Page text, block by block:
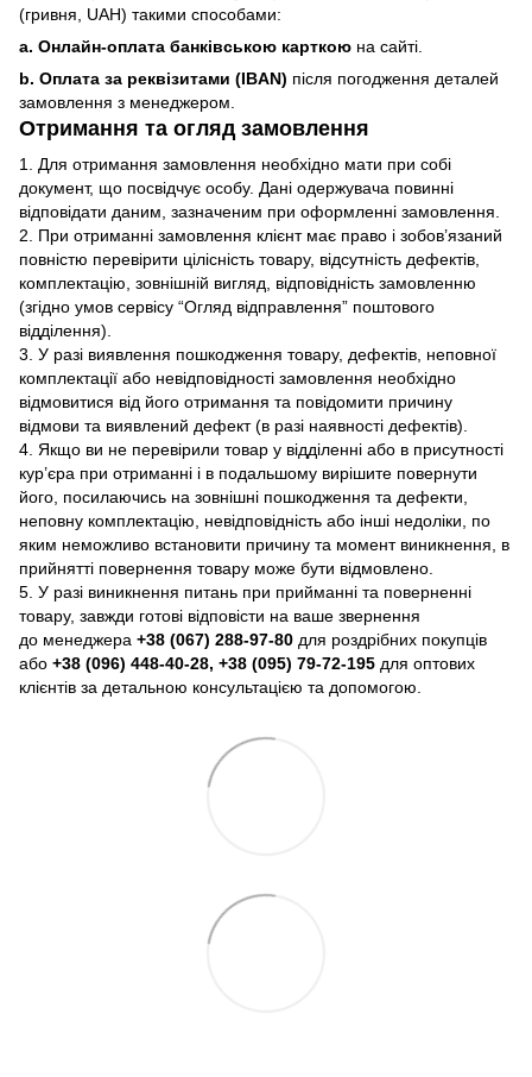
(гривня, UAH) такими способами:
a. Онлайн-оплата банківською карткою на сайті.
b. Оплата за реквізитами (IBAN) після погодження деталей
замовлення з менеджером.
Отримання та огляд замовлення
1. Для отримання замовлення необхідно мати при собі
документ, що посвідчує особу. Дані одержувача повинні
відповідати даним, зазначеним при оформленні замовлення.
2. При отриманні замовлення клієнт має право і зобов’язаний
повністю перевірити цілісність товару, відсутність дефектів,
комплектацію, зовнішній вигляд, відповідність замовленню
(згідно умов сервісу “Огляд відправлення” поштового
відділення).
3. У разі виявлення пошкодження товару, дефектів, неповної
комплектації або невідповідності замовлення необхідно
відмовитися від його отримання та повідомити причину
відмови та виявлений дефект (в разі наявності дефектів).
4. Якщо ви не перевірили товар у відділенні або в присутності
кур’єра при отриманні і в подальшому вирішите повернути
його, посилаючись на зовнішні пошкодження та дефекти,
неповну комплектацію, невідповідність або інші недоліки, по
яким неможливо встановити причину та момент виникнення, в
прийнятті повернення товару може бути відмовлено.
5. У разі виникнення питань при прийманні та поверненні
товару, завжди готові відповісти на ваше звернення
до менеджера +38 (067) 288-97-80 для роздрібних покупців
або +38 (096) 448-40-28, +38 (095) 79-72-195 для оптових
клієнтів за детальною консультацією та допомогою.